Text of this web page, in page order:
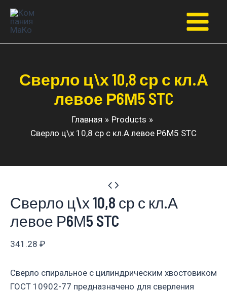
Перейти
содержимому
Main
Сверло ц\х 10,8 ср с кл.А
левое Р6М5 STC
Главная
Products
Сверло ц\х 10,8 ср с кл.А левое Р6М5 STC
Сверло ц\х 10,8 ср с кл.А
левое Р6М5 STC
341.28 ₽
Сверло спиральное с цилиндрическим хвостовиком
ГОСТ 10902-77 предназначено для сверления